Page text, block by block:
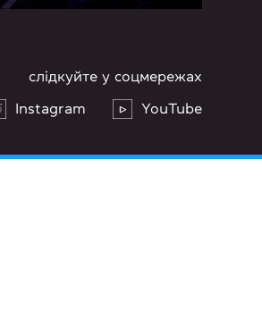
слідкуйте у соцмережах
Instagram YouTube